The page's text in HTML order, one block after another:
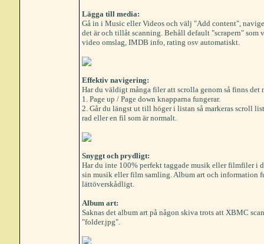
Lägga till media:
Gå in i Music eller Videos och välj "Add content",
det är och tillåt scanning. Behåll default "scrapern"
video omslag, IMDB info, rating osv automatiskt.
Effektiv navigering:
Har du väldigt många filer att scrolla genom så finns det
1. Page up / Page down knapparna fungerar.
2. Går du längst ut till höger i listan så markeras scroll
rad eller en fil som är normalt.
Snyggt och prydligt:
Har du inte 100% perfekt taggade musik eller filmfiler i
sin musik eller film samling. Album art och information
lättöverskådligt.
Album art:
Saknas det album art på någon skiva trots att XBMC
"folder.jpg".